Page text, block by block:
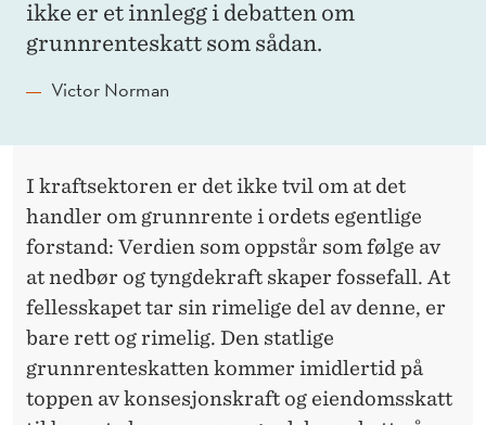
ikke er et innlegg i debatten om
grunnrenteskatt som sådan.
Victor Norman
I kraftsektoren er det ikke tvil om at det
handler om grunnrente i ordets egentlige
forstand: Verdien som oppstår som følge av
at nedbør og tyngdekraft skaper fossefall. At
fellesskapet tar sin rimelige del av denne, er
bare rett og rimelig. Den statlige
grunnrenteskatten kommer imidlertid på
toppen av konsesjonskraft og eiendomsskatt